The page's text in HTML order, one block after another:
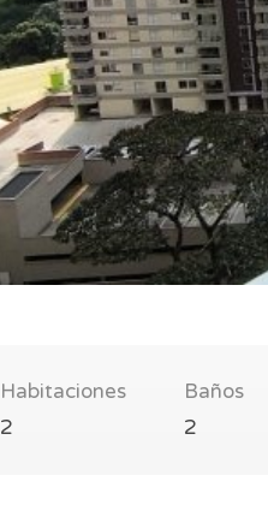
Habitaciones
2
Baños
2